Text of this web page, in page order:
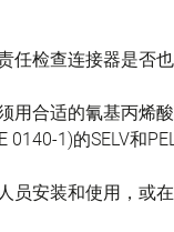
任检查连接器是否
用合适的氰基丙烯
1)的SELV和
员安装和使用，或